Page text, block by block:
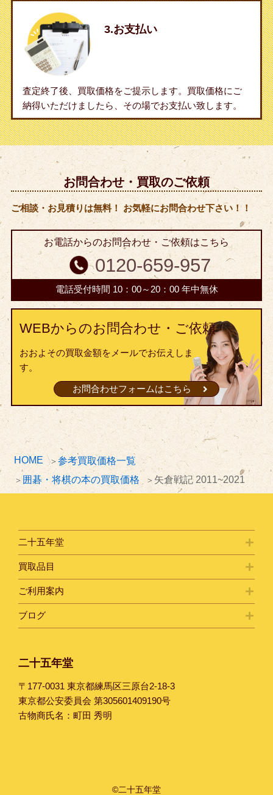
HOME
参考買取価格一覧
囲碁・将棋の本の買取価格
矢倉戦記 2011~2021
3.お支払い
査定終了後、買取価格をご提示します。買取価格にご
納得いただけましたら、その場でお支払い致します。
お問合わせ・買取のご依頼
ご相談・お見積りは無料！ お気軽にお問合わせ下さい！！
お電話からのお問合わせ・ご依頼はこちら
0120-659-957
電話受付時間 10：00～20：00 年中無休
WEBからのお問合わせ・ご依頼
おおよその買取金額をメールでお伝えしま
す。
お問合わせフォームはこちら
二十五年堂
買取品目
ご利用案内
ブログ
二十五年堂
〒177-0031 東京都練馬区三原台2-18-3
東京都公安委員会 第305601409190号
古物商氏名：町田 秀明
©二十五年堂